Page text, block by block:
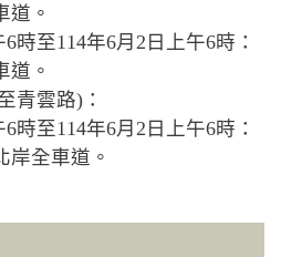
道。
時至114年6月2日上午6時：
道。
青雲路)：
至114年6月2日上午6時：
岸全車道。